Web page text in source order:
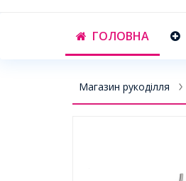
ГОЛОВНА
Магазин рукоділля